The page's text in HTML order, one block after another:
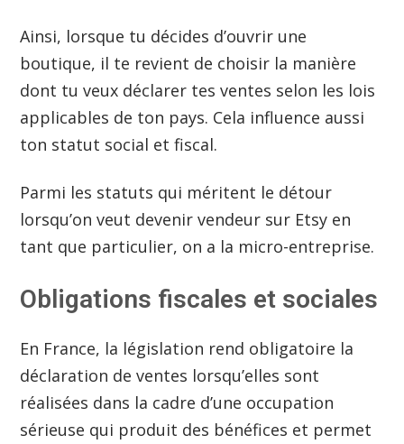
Ainsi, lorsque tu décides d’ouvrir une
boutique, il te revient de choisir la manière
dont tu veux déclarer tes ventes selon les lois
applicables de ton pays. Cela influence aussi
ton statut social et fiscal.
Parmi les statuts qui méritent le détour
lorsqu’on veut devenir vendeur sur Etsy en
tant que particulier, on a la micro-entreprise.
Obligations fiscales et sociales
En France, la législation rend obligatoire la
déclaration de ventes lorsqu’elles sont
réalisées dans la cadre d’une occupation
sérieuse qui produit des bénéfices et permet